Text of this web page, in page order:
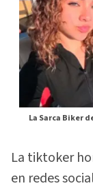
La Sarca Biker
La tiktoker
en redes